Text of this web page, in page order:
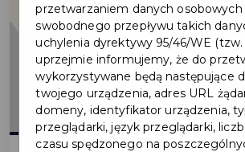
przetwarzaniem danych osobowych
swobodnego przepływu takich
uchylenia dyrektywy 95/46/WE (tzw.
uprzejmie informujemy, że do
wykorzystywane będą następujące
twojego urządzenia, adres URL
domeny, identyfikator urządzenia,
przeglądarki, język przeglądarki,
czasu spędzonego na